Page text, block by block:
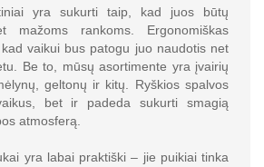
yra sukurti taip, kad juos būtų
mažoms rankoms. Ergonomiškas
vaikui bus patogu juo naudotis net
Be to, mūsų asortimente yra įvairių
geltonų ir kitų. Ryškios spalvos
bet ir padeda sukurti smagią
atmosferą.
yra labai praktiški – jie puikiai tinka